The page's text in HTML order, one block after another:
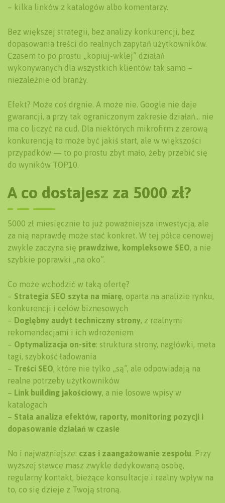
– kilka linków z katalogów albo komentarzy.
Bez większej strategii, bez analizy konkurencji, bez
dopasowania treści do realnych zapytań użytkowników.
Czasem to po prostu „kopiuj-wklej” działań
wykonywanych dla wszystkich klientów tak samo –
niezależnie od branży.
Efekt? Może coś drgnie. A może nie. Google nie daje
gwarancji, a przy tak ograniczonym zakresie działań… nie
ma co liczyć na cud. Dla niektórych mikrofirm z zerową
konkurencją to może być jakiś start, ale w większości
przypadków — to po prostu zbyt mało, żeby przebić się
do wyników TOP10.
A co dostajesz za 5000 zł?
5000 zł miesięcznie to już poważniejsza inwestycja, ale
za nią naprawdę może stać konkret. W tej półce cenowej
zwykle zaczyna się prawdziwe, kompleksowe SEO, a nie
szybkie poprawki „na oko”.
Co może wchodzić w taką ofertę?
– Strategia SEO szyta na miarę, oparta na analizie rynku,
konkurencji i celów biznesowych
– Dogłębny audyt techniczny strony, z realnymi
rekomendacjami i ich wdrożeniem
– Optymalizacja on-site: struktura strony, nagłówki, meta
tagi, szybkość ładowania
– Treści SEO, które nie tylko „są”, ale odpowiadają na
realne potrzeby użytkowników
– Link building jakościowy, a nie losowe wpisy w
katalogach
– Stała analiza efektów, raporty, monitoring pozycji i
dopasowanie działań w czasie
No i najważniejsze: czas i zaangażowanie zespołu. Przy
wyższej stawce masz zwykle dedykowaną osobę,
regularny kontakt, bieżące konsultacje i realny wpływ na
to, co się dzieje z Twoją stroną.